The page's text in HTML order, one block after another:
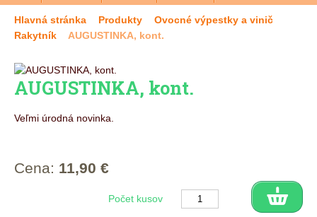
Hlavná stránka Produkty
Ovocné výpestky a vinič
Rakytník
AUGUSTINKA, kont.
AUGUSTINKA, kont.
Veľmi úrodná novinka.
Cena: 11,90 €
Počet kusov